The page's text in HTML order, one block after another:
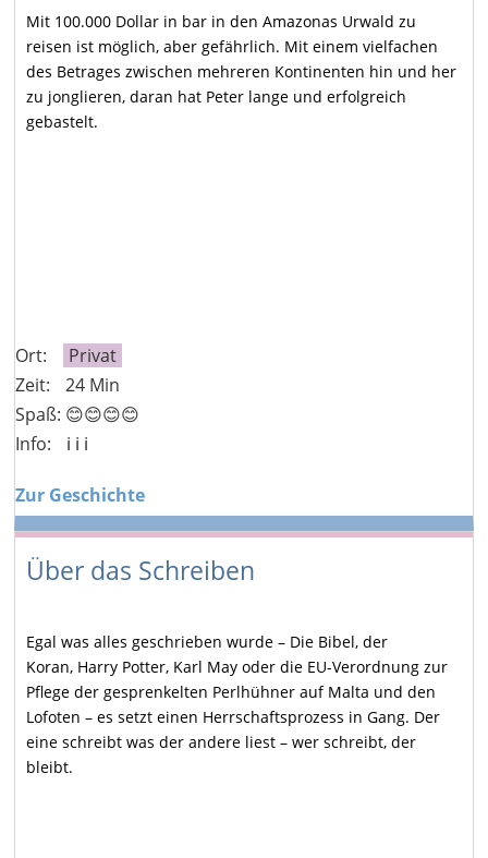
Mit 100.000 Dollar in bar in den Amazonas Urwald zu
reisen ist möglich, aber gefährlich. Mit einem vielfachen
des Betrages zwischen mehreren Kontinenten hin und her
zu jonglieren, daran hat Peter lange und erfolgreich
gebastelt.
Ort:
Privat
Zeit:
24 Min
Spaß: 😊😊😊😊
Info:
ℹ️ ℹ️ ℹ️
Zur Geschichte
Über das Schreiben
Egal was alles geschrieben wurde – Die Bibel, der
Koran, Harry Potter, Karl May oder die EU-Verordnung zur
Pflege der gesprenkelten Perlhühner auf Malta und den
Lofoten – es setzt einen Herrschaftsprozess in Gang. Der
eine schreibt was der andere liest – wer schreibt, der
bleibt.